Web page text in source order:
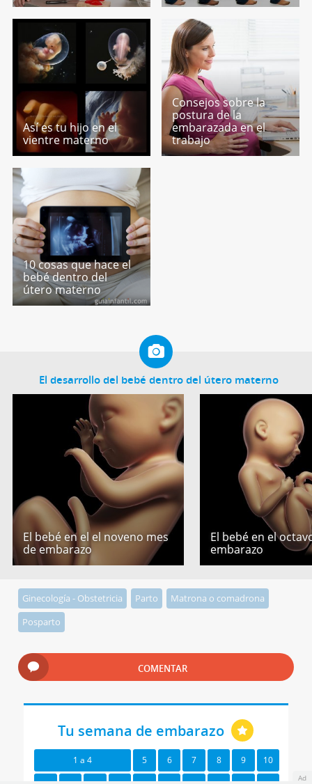
Así es tu hijo en el
vientre materno
Consejos sobre la
postura de la
embarazada en el
trabajo
10 cosas que hace el
bebé dentro del
útero materno
El desarrollo del bebé dentro del útero materno
El bebé en el el noveno mes
de embarazo
El bebé en el
embarazo
Ginecología - Obstetricia Parto
Matrona o comadrona
Posparto
COMENTAR
Tu semana de embarazo
1 a 4 5 6 7 8 9 10
Ad